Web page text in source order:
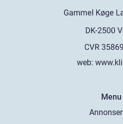
web:
Menu